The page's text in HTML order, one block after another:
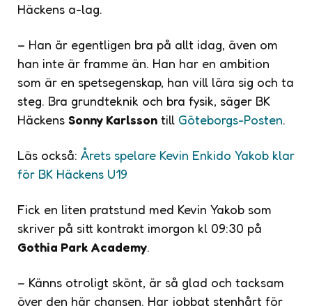
Häckens a-lag.
– Han är egentligen bra på allt idag, även om
han inte är framme än. Han har en ambition
som är en spetsegenskap, han vill lära sig och ta
steg. Bra grundteknik och bra fysik, säger BK
Häckens Sonny Karlsson till Göteborgs-Posten.
Läs också: Årets spelare Kevin Enkido Yakob klar
för BK Häckens U19
Fick en liten pratstund med Kevin Yakob som
skriver på sitt kontrakt imorgon kl 09:30 på
Gothia Park Academy.
– Känns otroligt skönt, är så glad och tacksam
över den här chansen. Har jobbat stenhårt för